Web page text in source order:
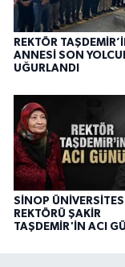
REKTÖR
ANNESİ SON
UĞURLANDI
SİNOP ÜNİVERSİTESİ
REKTÖRÜ ŞAKİR
TAŞDEMİR'İN ACI